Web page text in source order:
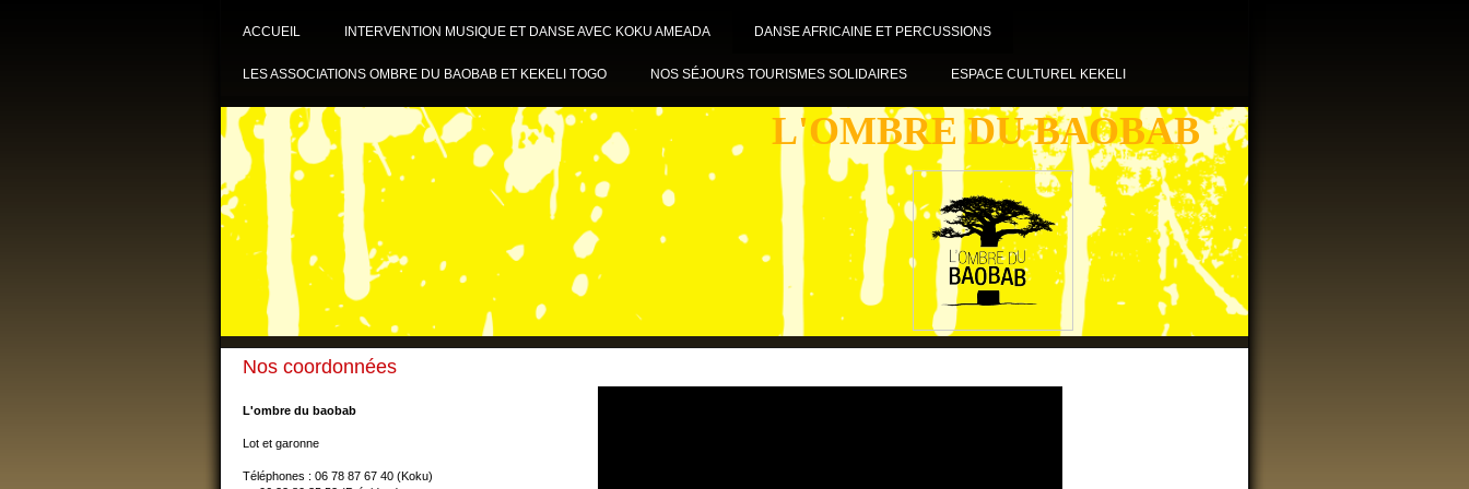
ACCUEIL INTERVENTION MUSIQUE ET DANSE AVEC KOKU AMEADA DANSE AFRICAINE ET PERCUSSIONS
LES ASSOCIATIONS OMBRE DU BAOBAB ET KEKELI TOGO NOS SÉJOURS TOURISMES SOLIDAIRES ESPACE CULTUREL KEKELI
L'OMBRE DU BAOBAB
Nos coordonnées
L'ombre du baobab
Lot et garonne
Téléphones : 06 78 87 67 40 (Koku)